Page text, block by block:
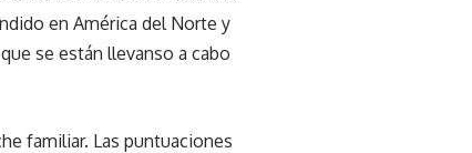
en América del Norte y
se están llevanso a cabo
familiar. Las puntuaciones